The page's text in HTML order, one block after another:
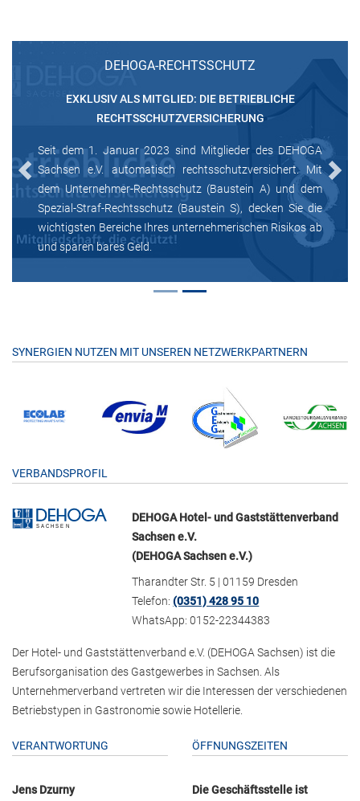
DEHOGA-RECHTSSCHUTZ
EXKLUSIV ALS MITGLIED: DIE BETRIEBLICHE
RECHTSSCHUTZVERSICHERUNG
Seit dem 1. Januar 2023 sind Mitglieder des DEHOGA
Sachsen e.V. automatisch rechtsschutzversichert. Mit
dem Unternehmer-Rechtsschutz (Baustein A) und dem
Spezial-Straf-Rechtsschutz (Baustein S), decken Sie die
wichtigsten Bereiche Ihres unternehmerischen Risikos ab
und sparen bares Geld.
Previous Next
SYNERGIEN NUTZEN MIT UNSEREN NETZWERKPARTNERN
VERBANDSPROFIL
DEHOGA Hotel- und Gaststättenverband
Sachsen e.V.
(DEHOGA Sachsen e.V.)
Tharandter Str. 5 | 01159 Dresden
Telefon:(0351) 428 95 10
WhatsApp: 0152-22344383
Der Hotel- und Gaststättenverband e.V. (DEHOGA Sachsen) ist die
Berufsorganisation des Gastgewerbes in Sachsen. Als
Unternehmerverband vertreten wir die Interessen der verschiedenen
Betriebstypen in Gastronomie sowie Hotellerie.
VERANTWORTUNG
Jens Dzurny
ÖFFNUNGSZEITEN
Die Geschäftsstelle ist